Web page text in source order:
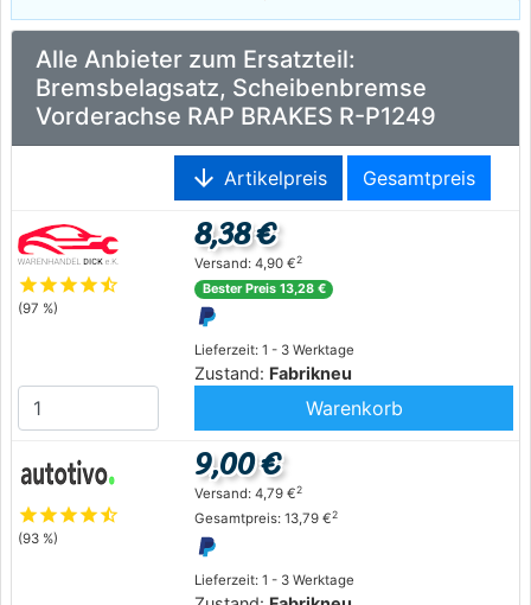
Alle Anbieter zum Ersatzteil:
Bremsbelagsatz, Scheibenbremse
Vorderachse RAP BRAKES R-P1249
arrow_downward Artikelpreis Gesamtpreis
starstarstarstarstar_half
(97 %)
Lieferzeit: 1 - 3 Werktage
Zustand: Fabrikneu
8,38 €
Versand: 4,90 €2
Bester Preis 13,28 €
Warenkorb
starstarstarstarstar_half
(93 %)
Lieferzeit: 1 - 3 Werktage
9,00 €
Versand: 4,79 €2
Gesamtpreis: 13,79 €2